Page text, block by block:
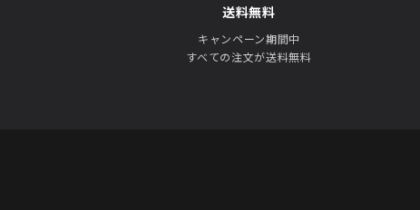
送料無料
キャンペーン期間中
すべての注文が送料無料